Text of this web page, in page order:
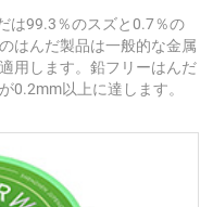
は99.3％のスズと0.7％の
はんだ製品は一般的な金属
用します。鉛フリーはんだ
0.2mm以上に達します。